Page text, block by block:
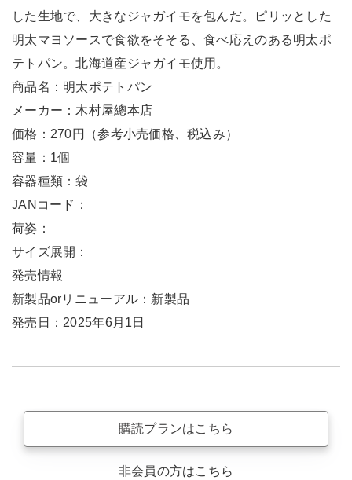
した生地で、大きなジャガイモを包んだ。ピリッとした
明太マヨソースで食欲をそそる、食べ応えのある明太ポ
テトパン。北海道産ジャガイモ使用。
商品名：明太ポテトパン
メーカー：木村屋總本店
価格：270円（参考小売価格、税込み）
容量：1個
容器種類：袋
JANコード：
荷姿：
サイズ展開：
発売情報
新製品orリニューアル：新製品
発売日：2025年6月1日
購読プランはこちら
非会員の方はこちら